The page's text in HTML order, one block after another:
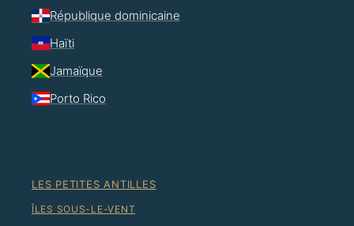
République dominicaine
Haïti
Jamaïque
Porto Rico
LES PETITES ANTILLES
ÎLES SOUS-LE-VENT